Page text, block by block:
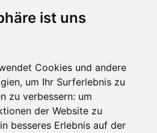
ist uns
Cookies und andere
um Ihr Surferlebnis zu
zu verbessern: um
der Website zu
besseres Erlebnis auf der
SERVICE
Kontakt